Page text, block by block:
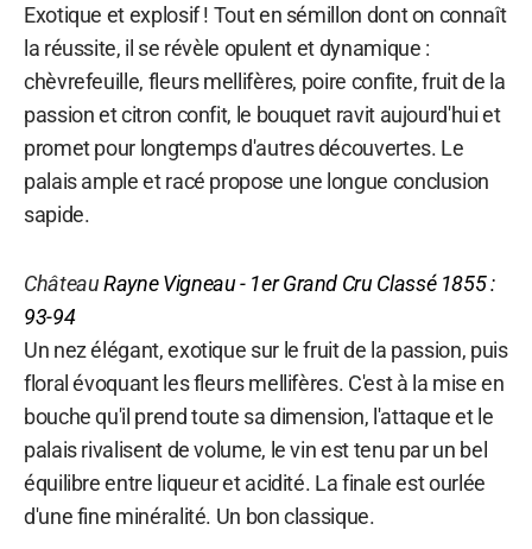
Exotique et explosif ! Tout en sémillon dont on connaît
la réussite, il se révèle opulent et dynamique :
chèvrefeuille, fleurs mellifères, poire confite, fruit de la
passion et citron confit, le bouquet ravit aujourd'hui et
promet pour longtemps d'autres découvertes. Le
palais ample et racé propose une longue conclusion
sapide.
ChâteauRayne Vigneau- 1er Grand Cru Classé 1855 :
93-94
Un nez élégant, exotique sur le fruit de la passion, puis
floral évoquant les fleurs mellifères. C'est à la mise en
bouche qu'il prend toute sa dimension, l'attaque et le
palais rivalisent de volume, le vin est tenu par un bel
équilibre entre liqueur et acidité. La finale est ourlée
d'une fine minéralité. Un bon classique.